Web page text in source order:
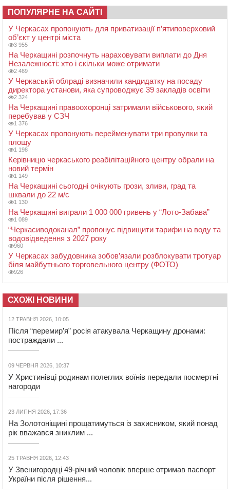
ПОПУЛЯРНЕ НА САЙТІ
У Черкасах пропонують для приватизації п’ятиповерховий
об’єкт у центрі міста
3 955
На Черкащині розпочнуть нараховувати виплати до Дня
Незалежності: хто і скільки може отримати
2 469
У Черкаській облраді визначили кандидатку на посаду
директора установи, яка супроводжує 39 закладів освіти
2 324
На Черкащині правоохоронці затримали військового, який
перебував у СЗЧ
1 376
У Черкасах пропонують перейменувати три провулки та
площу
1 198
Керівницю черкаського реабілітаційного центру обрали на
новий термін
1 149
На Черкащині сьогодні очікують грози, зливи, град та
шквали до 22 м/с
1 130
На Черкащині виграли 1 000 000 гривень у “Лото-Забава”
1 089
“Черкасиводоканал” пропонує підвищити тарифи на воду та
водовідведення з 2027 року
960
У Черкасах забудовника зобов’язали розблокувати тротуар
біля майбутнього торговельного центру (ФОТО)
926
СХОЖІ НОВИНИ
12 ТРАВНЯ 2026, 10:05
Після “перемир’я” росія атакувала Черкащину дронами:
постраждали ...
09 ЧЕРВНЯ 2026, 10:37
У Христинівці родинам полеглих воїнів передали посмертні
нагороди
23 ЛИПНЯ 2026, 17:36
На Золотоніщині прощатимуться із захисником, який понад
рік вважався зниклим ...
25 ТРАВНЯ 2026, 12:43
У Звенигородці 49-річний чоловік вперше отримав паспорт
України після рішення...